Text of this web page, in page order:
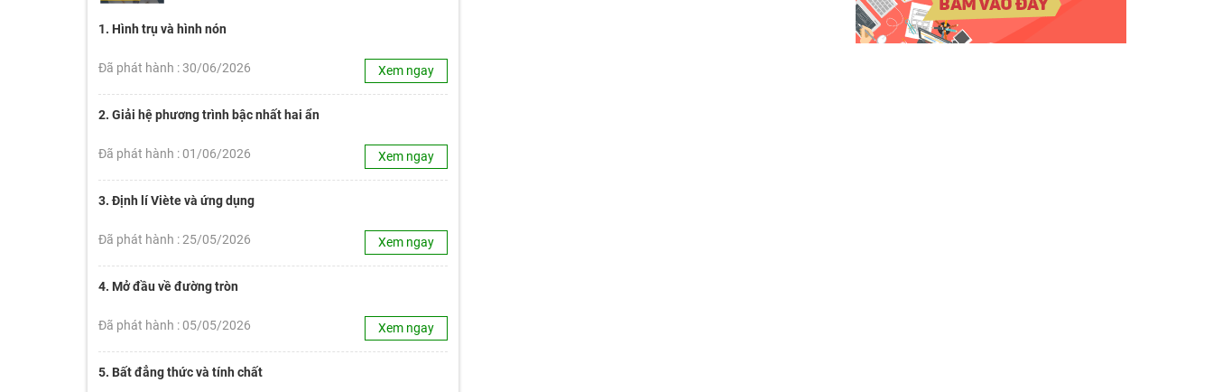
1. Hình trụ và hình nón
Đã phát hành : 30/06/2026 Xem ngay
2. Giải hệ phương trình bậc nhất hai ẩn
Đã phát hành : 01/06/2026 Xem ngay
3. Định lí Viète và ứng dụng
Đã phát hành : 25/05/2026 Xem ngay
4. Mở đầu về đường tròn
Đã phát hành : 05/05/2026 Xem ngay
5. Bất đẳng thức và tính chất